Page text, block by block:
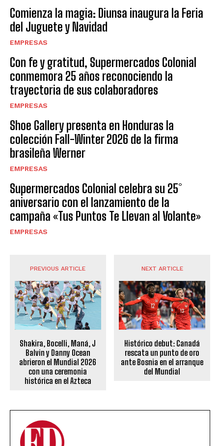
Comienza la magia: Diunsa inaugura la Feria
del Juguete y Navidad
EMPRESAS
Con fe y gratitud, Supermercados Colonial
conmemora 25 años reconociendo la
trayectoria de sus colaboradores
EMPRESAS
Shoe Gallery presenta en Honduras la
colección Fall-Winter 2026 de la firma
brasileña Werner
EMPRESAS
Supermercados Colonial celebra su 25°
aniversario con el lanzamiento de la
campaña «Tus Puntos Te Llevan al Volante»
EMPRESAS
PREVIOUS ARTICLE
Shakira, Bocelli, Maná, J
Balvin y Danny Ocean
abrieron el Mundial 2026
con una ceremonia
histórica en el Azteca
NEXT ARTICLE
Histórico debut: Canadá
rescata un punto de oro
ante Bosnia en el arranque
del Mundial